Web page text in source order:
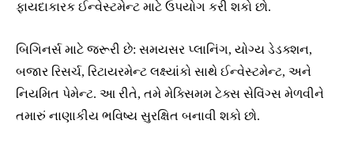
ફાયદાકારક ઈન્વેસ્ટમેન્ટ માટે ઉપયોગ કરી શકો છો.
બિગિનર્સ માટે જરૂરી છે: સમયસર પ્લાનિંગ, યોગ્ય ડેડક્શન,
બજાર રિસર્ચ, રિટાયરમેન્ટ લક્ષ્યાંકો સાથે ઈન્વેસ્ટમેન્ટ, અને
નિયમિત પેમેન્ટ. આ રીતે, તમે મેક્સિમમ ટેક્સ સેવિંગ્સ મેળવીને
તમારું નાણાકીય ભવિષ્ય સુરક્ષિત બનાવી શકો છો.